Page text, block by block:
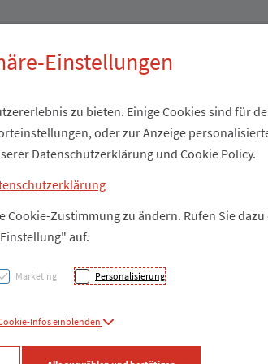
Frische
Einstellungen
zu bieten. Einige Cookies sind für
oder zur Anzeige
Datenschutzerklärung und Cookie Policy.
Zustimmung zu ändern. Rufen Sie
Einstellung" auf.
Marketing Personalisierung
Infos einblenden